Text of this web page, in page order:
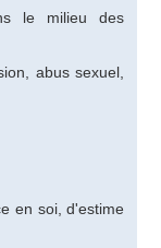
le milieu des
abus sexuel,
en soi, d'estime